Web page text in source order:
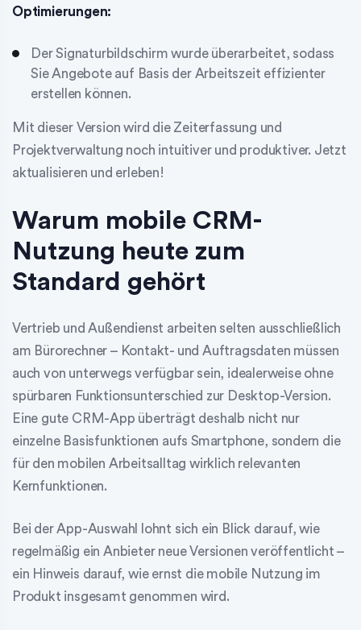
Optimierungen:
Der Signaturbildschirm wurde überarbeitet, sodass
Sie Angebote auf Basis der Arbeitszeit effizienter
erstellen können.
Mit dieser Version wird die Zeiterfassung und
Projektverwaltung noch intuitiver und produktiver. Jetzt
aktualisieren und erleben!
Warum mobile CRM-
Nutzung heute zum
Standard gehört
Vertrieb und Außendienst arbeiten selten ausschließlich
am Bürorechner – Kontakt- und Auftragsdaten müssen
auch von unterwegs verfügbar sein, idealerweise ohne
spürbaren Funktionsunterschied zur Desktop-Version.
Eine gute CRM-App überträgt deshalb nicht nur
einzelne Basisfunktionen aufs Smartphone, sondern die
für den mobilen Arbeitsalltag wirklich relevanten
Kernfunktionen.
Bei der App-Auswahl lohnt sich ein Blick darauf, wie
regelmäßig ein Anbieter neue Versionen veröffentlicht –
ein Hinweis darauf, wie ernst die mobile Nutzung im
Produkt insgesamt genommen wird.